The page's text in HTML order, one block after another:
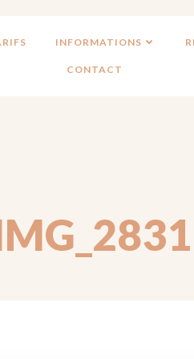
INFORMATIONS
CONTACT